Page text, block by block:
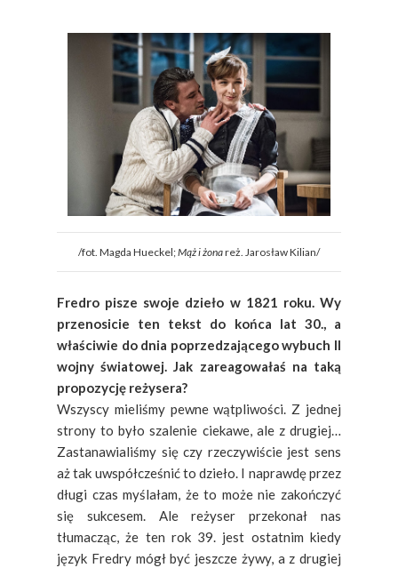
/fot. Magda Hueckel;Mąż i żonareż. Jarosław Kilian/
Fredro pisze swoje dzieło w 1821 roku. Wy
przenosicie ten tekst do końca lat 30., a
właściwie do dnia poprzedzającego wybuch II
wojny światowej. Jak zareagowałaś na taką
propozycję reżysera?
Wszyscy mieliśmy pewne wątpliwości. Z jednej
strony to było szalenie ciekawe, ale z drugiej…
Zastanawialiśmy się czy rzeczywiście jest sens
aż tak uwspółcześnić to dzieło. I naprawdę przez
długi czas myślałam, że to może nie zakończyć
się sukcesem. Ale reżyser przekonał nas
tłumacząc, że ten rok 39. jest ostatnim kiedy
język Fredry mógł być jeszcze żywy, a z drugiej